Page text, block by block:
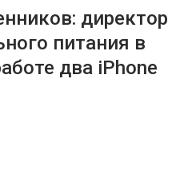
директор
питания в
два iPhone